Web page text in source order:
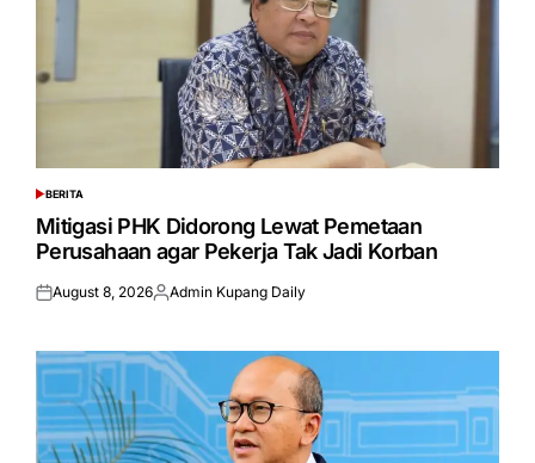
POSTED
IN
BERITA
Mitigasi PHK Didorong Lewat Pemetaan
Perusahaan agar Pekerja Tak Jadi Korban
Posted
August 8, 2026Posted
Admin Kupang Daily